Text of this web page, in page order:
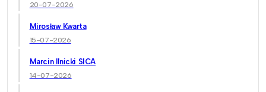
20-07-2026
Mirosław Kwarta
15-07-2026
Marcin Ilnicki SICA
14-07-2026